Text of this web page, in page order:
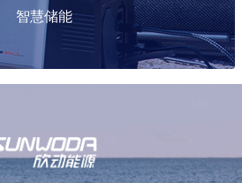
智慧储能